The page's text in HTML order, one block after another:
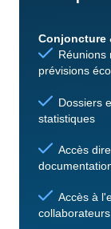
Conjoncture
Réunions
prévisions
Dossiers
statistiques
Accès
Accès à
collaborateurs